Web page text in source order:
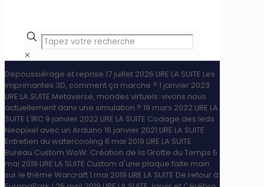
✕
Depoussièrage et reprise 17 juillet 2026 LIRE LA SUITE Les
imprimantes 3D, comment ça marche ? 1 janvier 2023
LIRE LA SUITE Metaverse, mondes virtuels: vivons nous
actuellement dans une simulation ? 19 mars 2022 LIRE LA
SUITE L'IRC 9 janvier 2022 LIRE LA SUITE Codage des leds
Neopixel avec un Arduino 16 janvier 2021 LIRE LA SUITE
Entretien du watercooling 6 mai 2019 LIRE LA SUITE
Bureau Custom WoW: Création de la Grotte du Temps 5
mai 2019 LIRE LA SUITE Custom d'une plaque faite main
sur le thème Warcraft1 mai 2019 LIRE LA SUITE De retour à